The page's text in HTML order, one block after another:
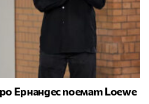
Ернандес поемат Loewe